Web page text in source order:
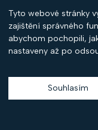
Tyto webové stránky
zajištění správného
abychom pochopili,
nastaveny až po
Souhlasím
Copyright 2026